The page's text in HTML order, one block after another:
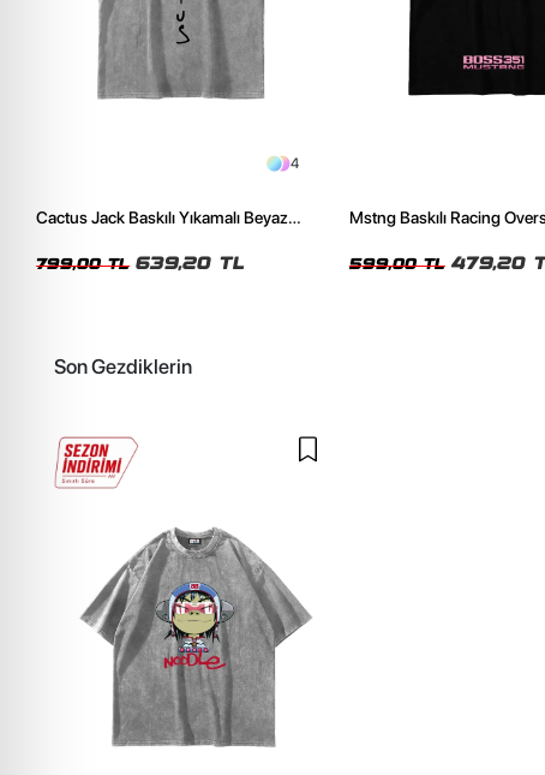
4
Cactus Jack Baskılı Yıkamalı Beyaz
799,00 TL 639,20 TL
Mstng Baskılı Racing
599,00 TL 479,20
Son Gezdiklerin